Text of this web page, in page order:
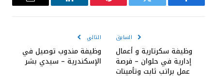
فيسبوك تويتر بينتيريست لينكدإن
البريد
السابق
وظيفة سكرتارية و أعمال
إدارية في حلوان – فرصة
عمل براتب ثابت وتأمينات
التالي
وظيفة مندوب توصيل في
الإسكندرية – سيدي بشر